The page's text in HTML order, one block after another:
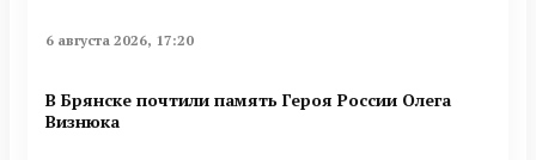
6 августа 2026, 17:20
В Брянске почтили память Героя России Олега
Визнюка